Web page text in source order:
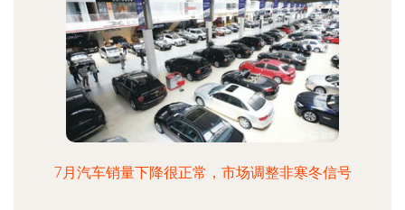
7月汽车销量下降很正常，市场调整非寒冬信号